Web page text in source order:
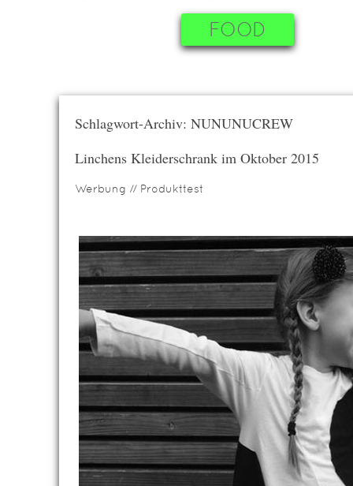
FOOD
Schlagwort-Archiv: NUNUNUCREW
Linchens Kleiderschrank im Oktober 2015
Werbung // Produkttest